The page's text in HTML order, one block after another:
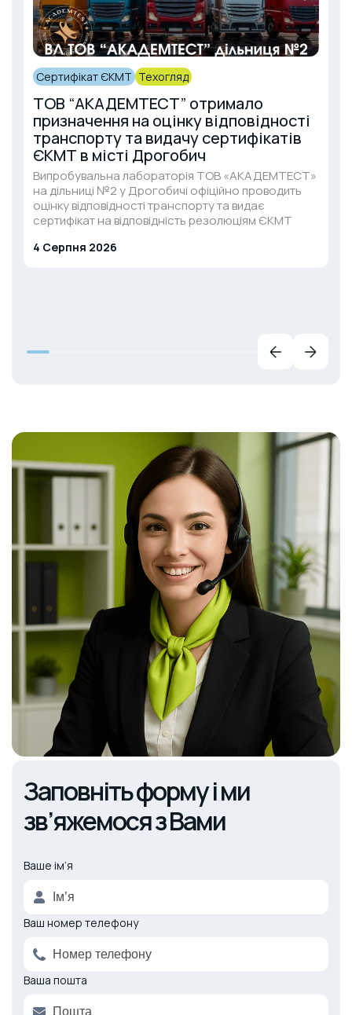
Сертифікат ЄКМТ Техогляд
ТОВ “АКАДЕМТЕСТ” отримало
призначення на оцінку відповідності
транспорту та видачу сертифікатів
ЄКМТ в місті Дрогобич
Випробувальна лабораторія ТОВ «АКАДЕМТЕСТ»
на дільниці №2 у Дрогобичі офіційно проводить
оцінку відповідності транспорту та видає
сертифікат на відповідність резолюціям ЄКМТ
4 Серпня 2026
Заповніть форму і ми
зв’яжемося з Вами
Ваше ім’я
Ваш номер телефону
Ваша пошта
Alternative: